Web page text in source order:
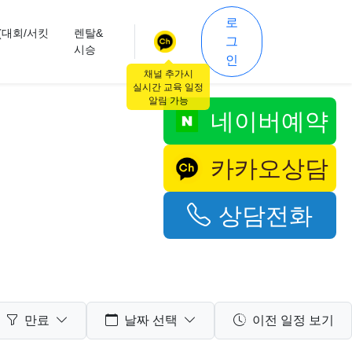
회/서킷
렌탈&
시승
로
그
인
네이버예약
카카오상담
상담전화
만료 날짜 선택 이전 일정 보기
채널 추가시
실시간 교육 일정
알림 가능